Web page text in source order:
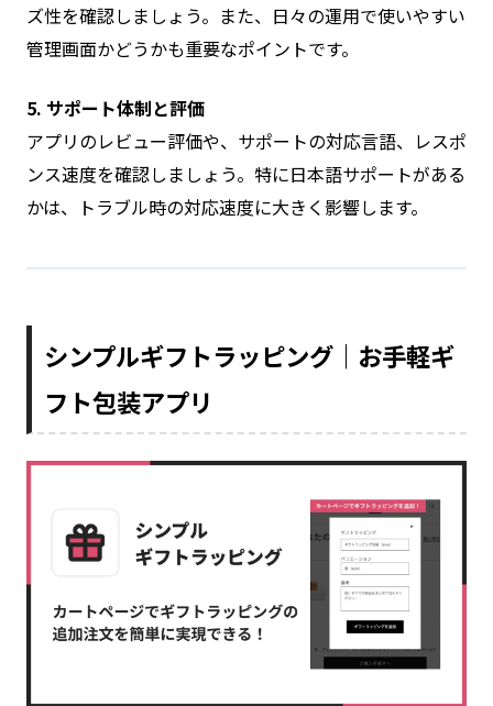
ズ性を確認しましょう。また、日々の運用で使いやすい
管理画面かどうかも重要なポイントです。
5. サポート体制と評価
アプリのレビュー評価や、サポートの対応言語、レスポ
ンス速度を確認しましょう。特に日本語サポートがある
かは、トラブル時の対応速度に大きく影響します。
シンプルギフトラッピング｜お手軽ギ
フト包装アプリ